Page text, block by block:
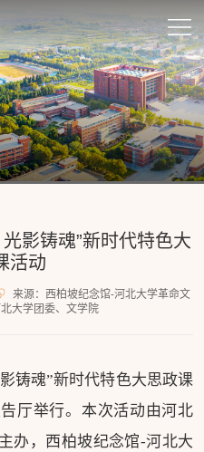
影铸魂”新时代特色大
活动
来源：西柏坡纪念馆-河北大学革命文
大学团委、文学院
铸魂”新时代特色大思政课
厅举行。本次活动由河北
办，西柏坡纪念馆-河北大